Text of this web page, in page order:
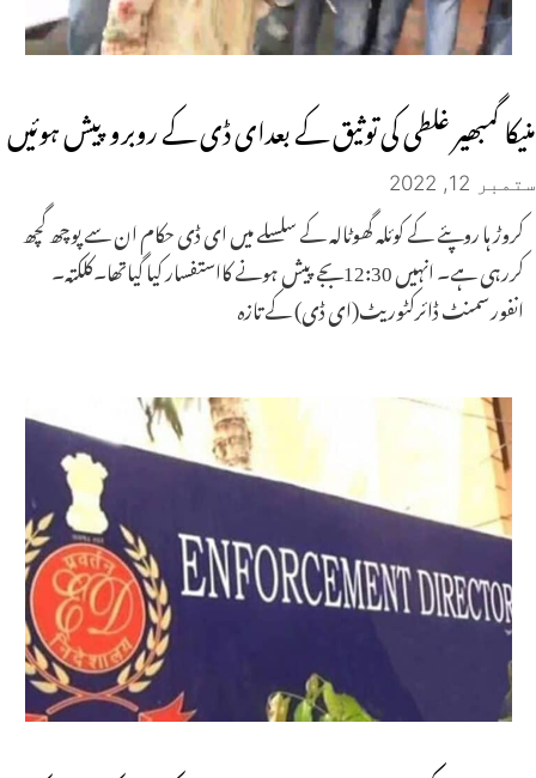
منیکا گمبھیر غلطی کی توثیق کے بعدای ڈی کے روبرو پیش ہوئیں
ستمبر 12, 2022
کروڑ ہا روپئے کے کوئلہ گھوٹالہ کے سلسلے میں ای ڈی حکام ان سے پوچھ گچھ
کررہی ہے۔ انہیں 12:30بجے پیش ہونے کااستفسار کیا گیاتھا۔کلکتہ۔
انفورسمنٹ ڈائرکٹوریٹ(ای ڈی) کے تازہ